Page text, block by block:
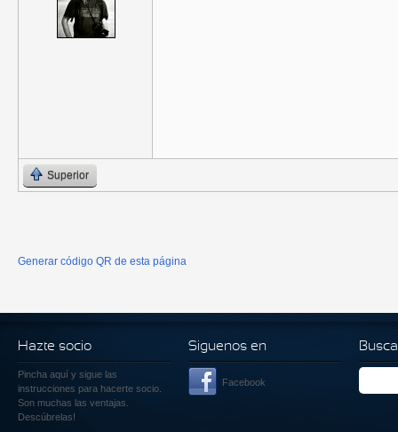
Superior
Generar código QR de esta página
Hazte socio
Pincha aquí y sigue las
instrucciones para hacerte socio.
Son muchas las ventajas.
Descúbrelas!
Siguenos en
Facebook